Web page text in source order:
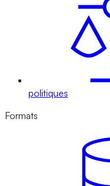
politiques
Formats